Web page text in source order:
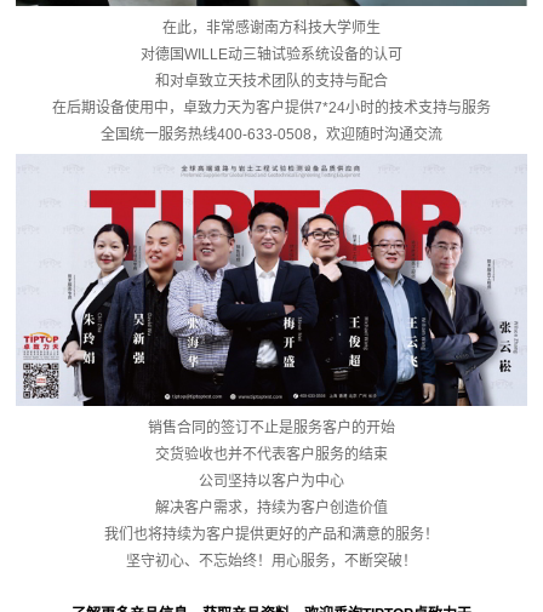
在此，非常感谢南方科技大学师生
对德国WILLE动三轴试验系统设备的认可
和对卓致立天技术团队的支持与配合
在后期设备使用中，卓致力天为客户提供7*24小时的技术支持与服务
全国统一服务热线400-633-0508，欢迎随时沟通交流
销售合同的签订不止是服务客户的开始
交货验收也并不代表客户服务的结束
公司坚持以客户为中心
解决客户需求，持续为客户创造价值
我们也将持续为客户提供更好的产品和满意的服务！
坚守初心、不忘始终！用心服务，不断突破！